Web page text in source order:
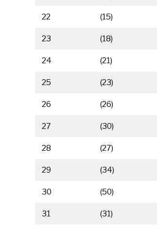
22 (15)
23 (18)
24 (21)
25 (23)
26 (26)
27 (30)
28 (27)
29 (34)
30 (50)
31 (31)